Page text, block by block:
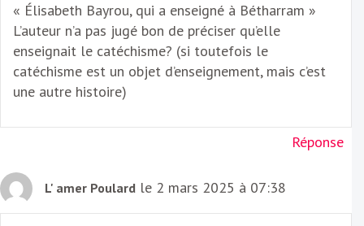
« Élisabeth Bayrou, qui a enseigné à Bétharram »
L’auteur n’a pas jugé bon de préciser qu’elle
enseignait le catéchisme? (si toutefois le
catéchisme est un objet d’enseignement, mais c’est
une autre histoire)
Réponse
L' amer Poulard le 2 mars 2025 à 07:38